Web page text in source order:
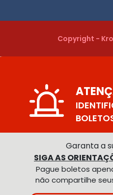
Copyright -
Garanta a
SIGA AS
Pague boletos
não compartilhe